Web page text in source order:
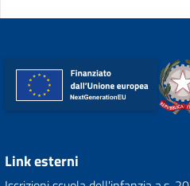
Link esterni